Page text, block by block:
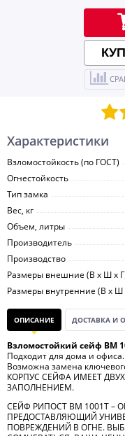
Характеристики
Взломостойкость (по ГОСТ)
Огнестойкость
Тип замка
Вес, кг
Объем, литры
Производитель
Производство
Размеры внешние (В х Ш х
Размеры внутренние (В х Ш
ОПИСАНИЕ ДОСТАВКА И
Взломостойкий сейф BM
Подходит для дома и офиса.
Возможна замена
КОРПУС СЕЙФА ИМЕЕТ
ЗАПОЛНЕНИЕМ.
СЕЙФ РИПОСТ ВМ 1001Т –
ПРЕДОСТАВЛЯЮЩИЙ
ПОВРЕЖДЕНИЙ В ОГНЕ.